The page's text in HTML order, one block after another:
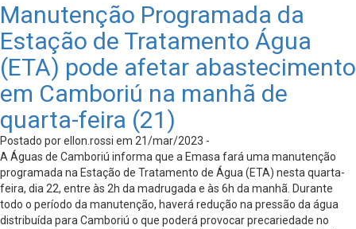
Manutenção Programada da
Estação de Tratamento Água
(ETA) pode afetar abastecimento
em Camboriú na manhã de
quarta-feira (21)
Postado por ellon.rossi em 21/mar/2023 -
A Águas de Camboriú informa que a Emasa fará uma manutenção
programada na Estação de Tratamento de Água (ETA) nesta quarta-
feira, dia 22, entre às 2h da madrugada e às 6h da manhã. Durante
todo o período da manutenção, haverá redução na pressão da água
distribuída para Camboriú o que poderá provocar precariedade no